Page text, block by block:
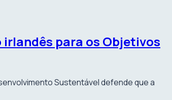
para os Objetivos
Sustentável defende que a